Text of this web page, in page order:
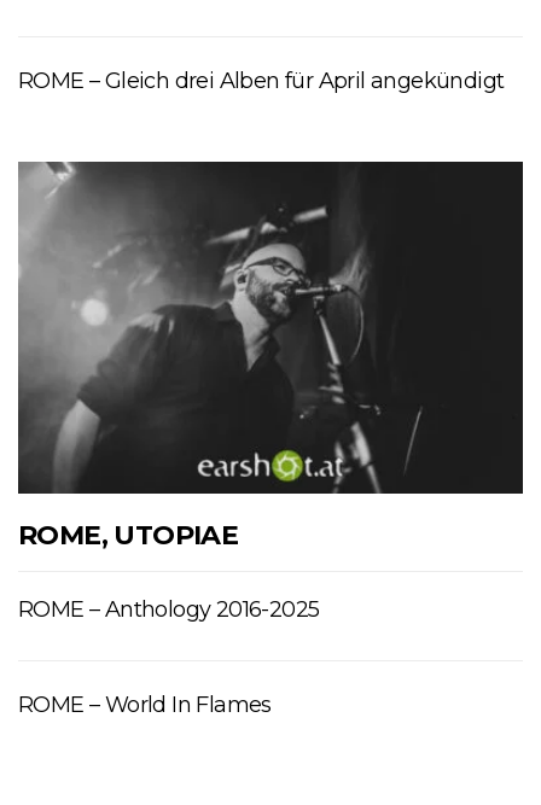
ROME – Gleich drei Alben für April angekündigt
ROME, UTOPIAE
ROME – Anthology 2016-2025
ROME – World In Flames